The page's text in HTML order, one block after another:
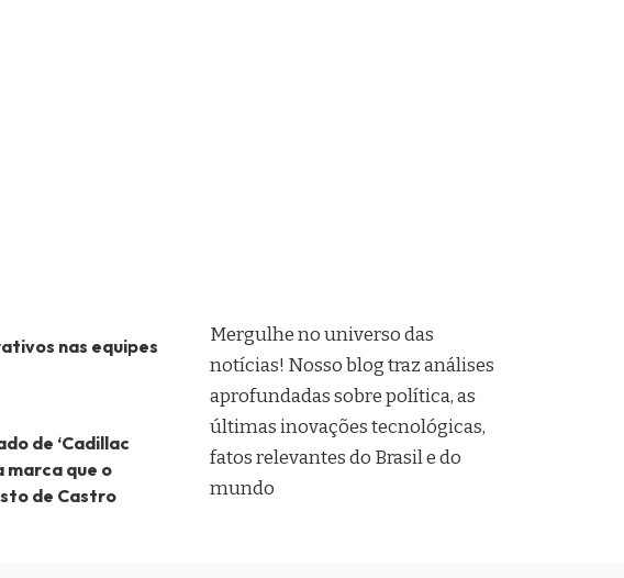
nas equipes
de ‘Cadillac
marca que o
de Castro
Mergulhe no universo das
notícias! Nosso blog traz análises
aprofundadas sobre política, as
últimas inovações tecnológicas,
fatos relevantes do Brasil e do
mundo